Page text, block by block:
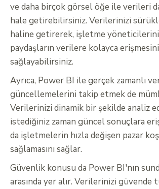
ve daha birçok görsel öğe ile verileri
hale getirebilirsiniz. Verilerinizi
haline getirerek, işletme
paydaşların verilere kolayca erişmesini
sağlayabilirsiniz.
Ayrıca, Power BI ile gerçek zamanlı
güncellemelerini takip etmek de
Verilerinizi dinamik bir şekilde analiz
istediğiniz zaman güncel sonuçlara
da işletmelerin hızla değişen pazar
sağlamasını sağlar.
Güvenlik konusu da Power BI'nın
arasında yer alır. Verilerinizi güvende